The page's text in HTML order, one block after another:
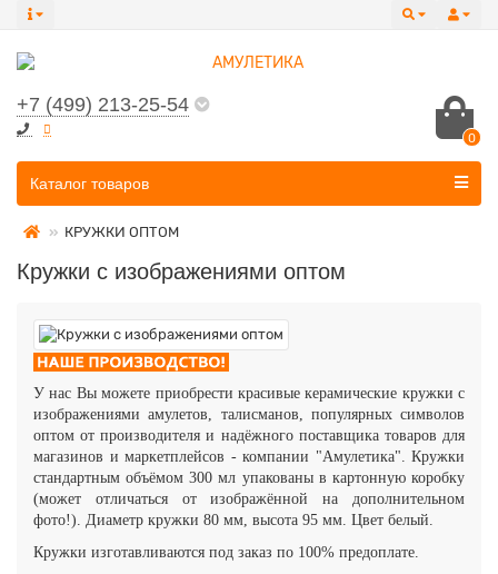
+7 (499) 213-25-54
0
Все категории
Каталог товаров
КРУЖКИ ОПТОМ
Кружки с изображениями оптом
У нас Вы можете приобрести красивые керамические кружки с
изображениями амулетов, талисманов, популярных символов
оптом от производителя и надёжного поставщика товаров для
магазинов и маркетплейсов - компании "Амулетика". Кружки
стандартным объёмом 300 мл упакованы в картонную коробку
(может отличаться от изображённой на дополнительном
фото!). Диаметр кружки 80 мм, высота 95 мм. Цвет белый.
Кружки изготавливаются под заказ по 100% предоплате.